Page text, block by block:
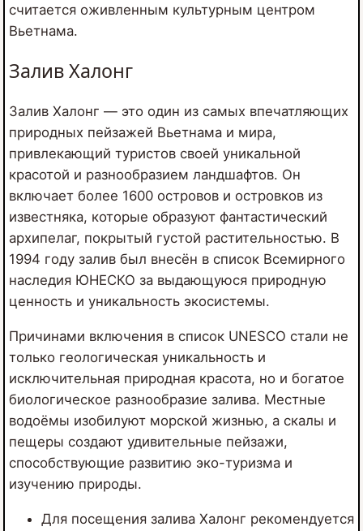
считается оживленным культурным центром
Вьетнама.
Залив Халонг
Залив Халонг — это один из самых впечатляющих
природных пейзажей Вьетнама и мира,
привлекающий туристов своей уникальной
красотой и разнообразием ландшафтов. Он
включает более 1600 островов и островков из
известняка, которые образуют фантастический
архипелаг, покрытый густой растительностью. В
1994 году залив был внесён в список Всемирного
наследия ЮНЕСКО за выдающуюся природную
ценность и уникальность экосистемы.
Причинами включения в список UNESCO стали не
только геологическая уникальность и
исключительная природная красота, но и богатое
биологическое разнообразие заливa. Местные
водоёмы изобилуют морской жизнью, а скалы и
пещеры создают удивительные пейзажи,
способствующие развитию эко-туризма и
изучению природы.
Для посещения залива Халонг рекомендуется